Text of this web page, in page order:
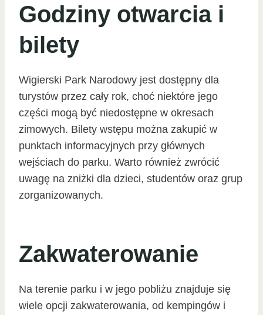
Godziny otwarcia i
bilety
Wigierski Park Narodowy jest dostępny dla
turystów przez cały rok, choć niektóre jego
części mogą być niedostępne w okresach
zimowych. Bilety wstępu można zakupić w
punktach informacyjnych przy głównych
wejściach do parku. Warto również zwrócić
uwagę na zniżki dla dzieci, studentów oraz grup
zorganizowanych.
Zakwaterowanie
Na terenie parku i w jego pobliżu znajduje się
wiele opcji zakwaterowania, od kempingów i